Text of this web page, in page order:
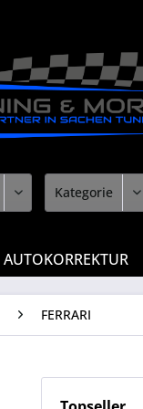
AUTOKORREKTUR
FERRARI